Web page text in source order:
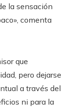
la sensación
comenta
que
pero dejarse
a través del
ni para la